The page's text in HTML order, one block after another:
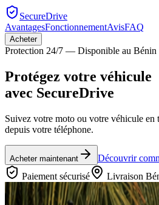
SecureDrive
AvantagesFonctionnementAvisFAQ
Acheter
Protection 24/7 — Disponible au Bénin
Protégez votre véhicule
avec SecureDrive
Suivez votre moto ou votre véhicule en
depuis votre téléphone.
Acheter maintenant
Découvrir
Paiement sécurisé
Livraison